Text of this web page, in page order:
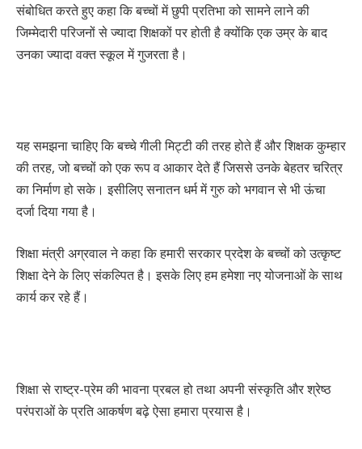
संबोधित करते हुए कहा कि बच्चों में छुपी प्रतिभा को सामने लाने की
जिम्मेदारी परिजनों से ज्यादा शिक्षकों पर होती है क्योंकि एक उम्र के बाद
उनका ज्यादा वक्त स्कूल में गुजरता है।
यह समझना चाहिए कि बच्चे गीली मिट्टी की तरह होते हैं और शिक्षक कुम्हार
की तरह, जो बच्चों को एक रूप व आकार देते हैं जिससे उनके बेहतर चरित्र
का निर्माण हो सके। इसीलिए सनातन धर्म में गुरु को भगवान से भी ऊंचा
दर्जा दिया गया है।
शिक्षा मंत्री अग्रवाल ने कहा कि हमारी सरकार प्रदेश के बच्चों को उत्कृष्ट
शिक्षा देने के लिए संकल्पित है। इसके लिए हम हमेशा नए योजनाओं के साथ
कार्य कर रहे हैं।
शिक्षा से राष्ट्र-प्रेम की भावना प्रबल हो तथा अपनी संस्कृति और श्रेष्ठ
परंपराओं के प्रति आकर्षण बढ़े ऐसा हमारा प्रयास है।